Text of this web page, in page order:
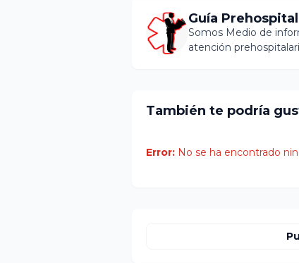
Guía
Somos Medio de
atención
También te podría
Error: No se ha encontrado